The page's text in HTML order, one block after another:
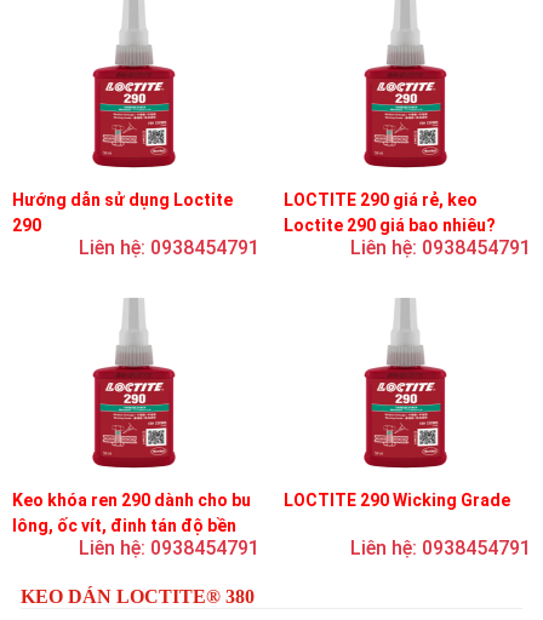
Hướng dẫn sử dụng Loctite
290
Liên hệ: 0938454791
LOCTITE 290 giá rẻ, keo
Loctite 290 giá bao nhiêu?
Liên hệ: 0938454791
Keo khóa ren 290 dành cho bu
lông, ốc vít, đinh tán độ bền
trung bình, độ nhớt thấp
Liên hệ: 0938454791
LOCTITE 290 Wicking Grade
Liên hệ: 0938454791
KEO DÁN LOCTITE® 380